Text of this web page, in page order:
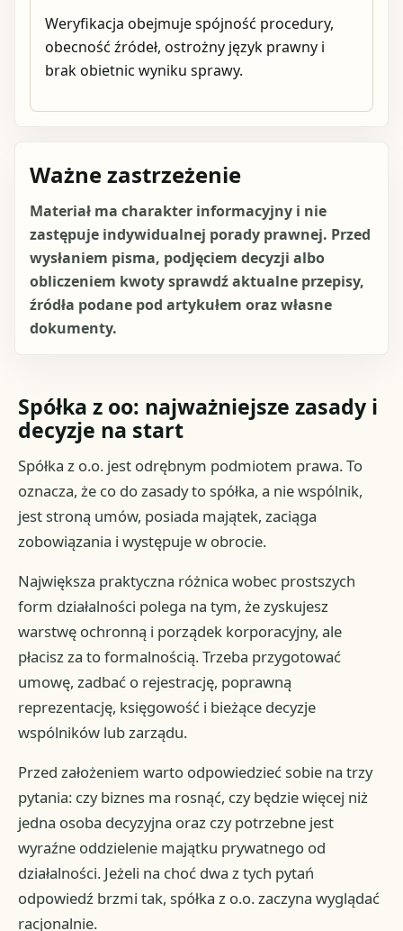
Weryfikacja obejmuje spójność procedury,
obecność źródeł, ostrożny język prawny i
brak obietnic wyniku sprawy.
Ważne zastrzeżenie
Materiał ma charakter informacyjny i nie
zastępuje indywidualnej porady prawnej. Przed
wysłaniem pisma, podjęciem decyzji albo
obliczeniem kwoty sprawdź aktualne przepisy,
źródła podane pod artykułem oraz własne
dokumenty.
Spółka z oo: najważniejsze zasady i
decyzje na start
Spółka z o.o. jest odrębnym podmiotem prawa. To
oznacza, że co do zasady to spółka, a nie wspólnik,
jest stroną umów, posiada majątek, zaciąga
zobowiązania i występuje w obrocie.
Największa praktyczna różnica wobec prostszych
form działalności polega na tym, że zyskujesz
warstwę ochronną i porządek korporacyjny, ale
płacisz za to formalnością. Trzeba przygotować
umowę, zadbać o rejestrację, poprawną
reprezentację, księgowość i bieżące decyzje
wspólników lub zarządu.
Przed założeniem warto odpowiedzieć sobie na trzy
pytania: czy biznes ma rosnąć, czy będzie więcej niż
jedna osoba decyzyjna oraz czy potrzebne jest
wyraźne oddzielenie majątku prywatnego od
działalności. Jeżeli na choć dwa z tych pytań
odpowiedź brzmi tak, spółka z o.o. zaczyna wyglądać
racjonalnie.